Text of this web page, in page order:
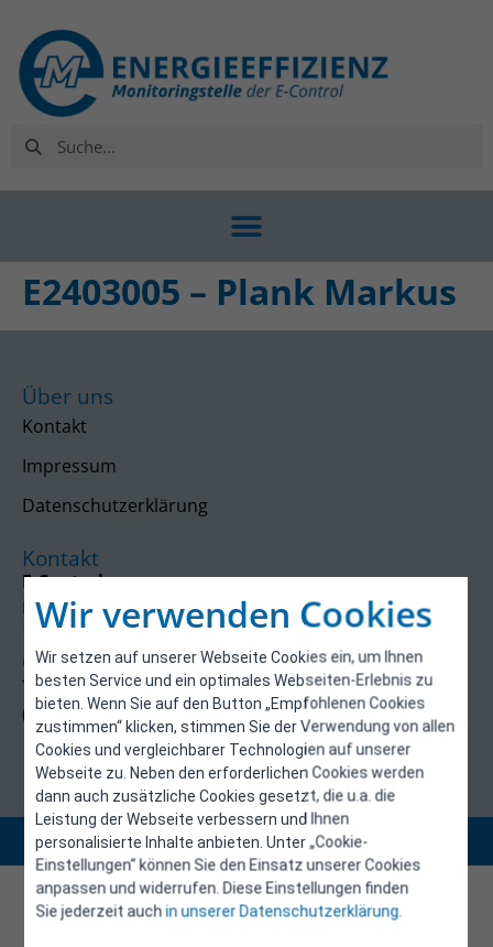
Wir verwenden Cookies
Wir setzen auf unserer Webseite Cookies ein, um Ihnen
besten Service und ein optimales Webseiten-Erlebnis zu
bieten. Wenn Sie auf den Button „Empfohlenen Cookies
zustimmen“ klicken, stimmen Sie der Verwendung von allen
Cookies und vergleichbarer Technologien auf unserer
Webseite zu. Neben den erforderlichen Cookies werden
dann auch zusätzliche Cookies gesetzt, die u.a. die
Leistung der Webseite verbessern und Ihnen
personalisierte Inhalte anbieten. Unter „Cookie-
Einstellungen“ können Sie den Einsatz unserer Cookies
anpassen und widerrufen. Diese Einstellungen finden
Sie jederzeit auchin unserer Datenschutzerklärung.
E2403005 – Plank Markus
Über uns
Kontakt
Impressum
Datenschutzerklärung
Kontakt
E-Control
Rudolfsplatz 13a
1010 Wien
energieeffizienz@e-control.at
Tel +43 1 5324724
(Mo, Mi-Fr 09:30-12:30 Uhr)
Copyright 2026 © E-Control